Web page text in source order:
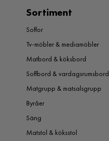
Sortiment
Soffor
Tv-möbler & mediamöbler
Matbord & köksbord
Soffbord & vardagsrumsbord
Matgrupp & matsalsgrupp
Byråer
Säng
Matstol & köksstol